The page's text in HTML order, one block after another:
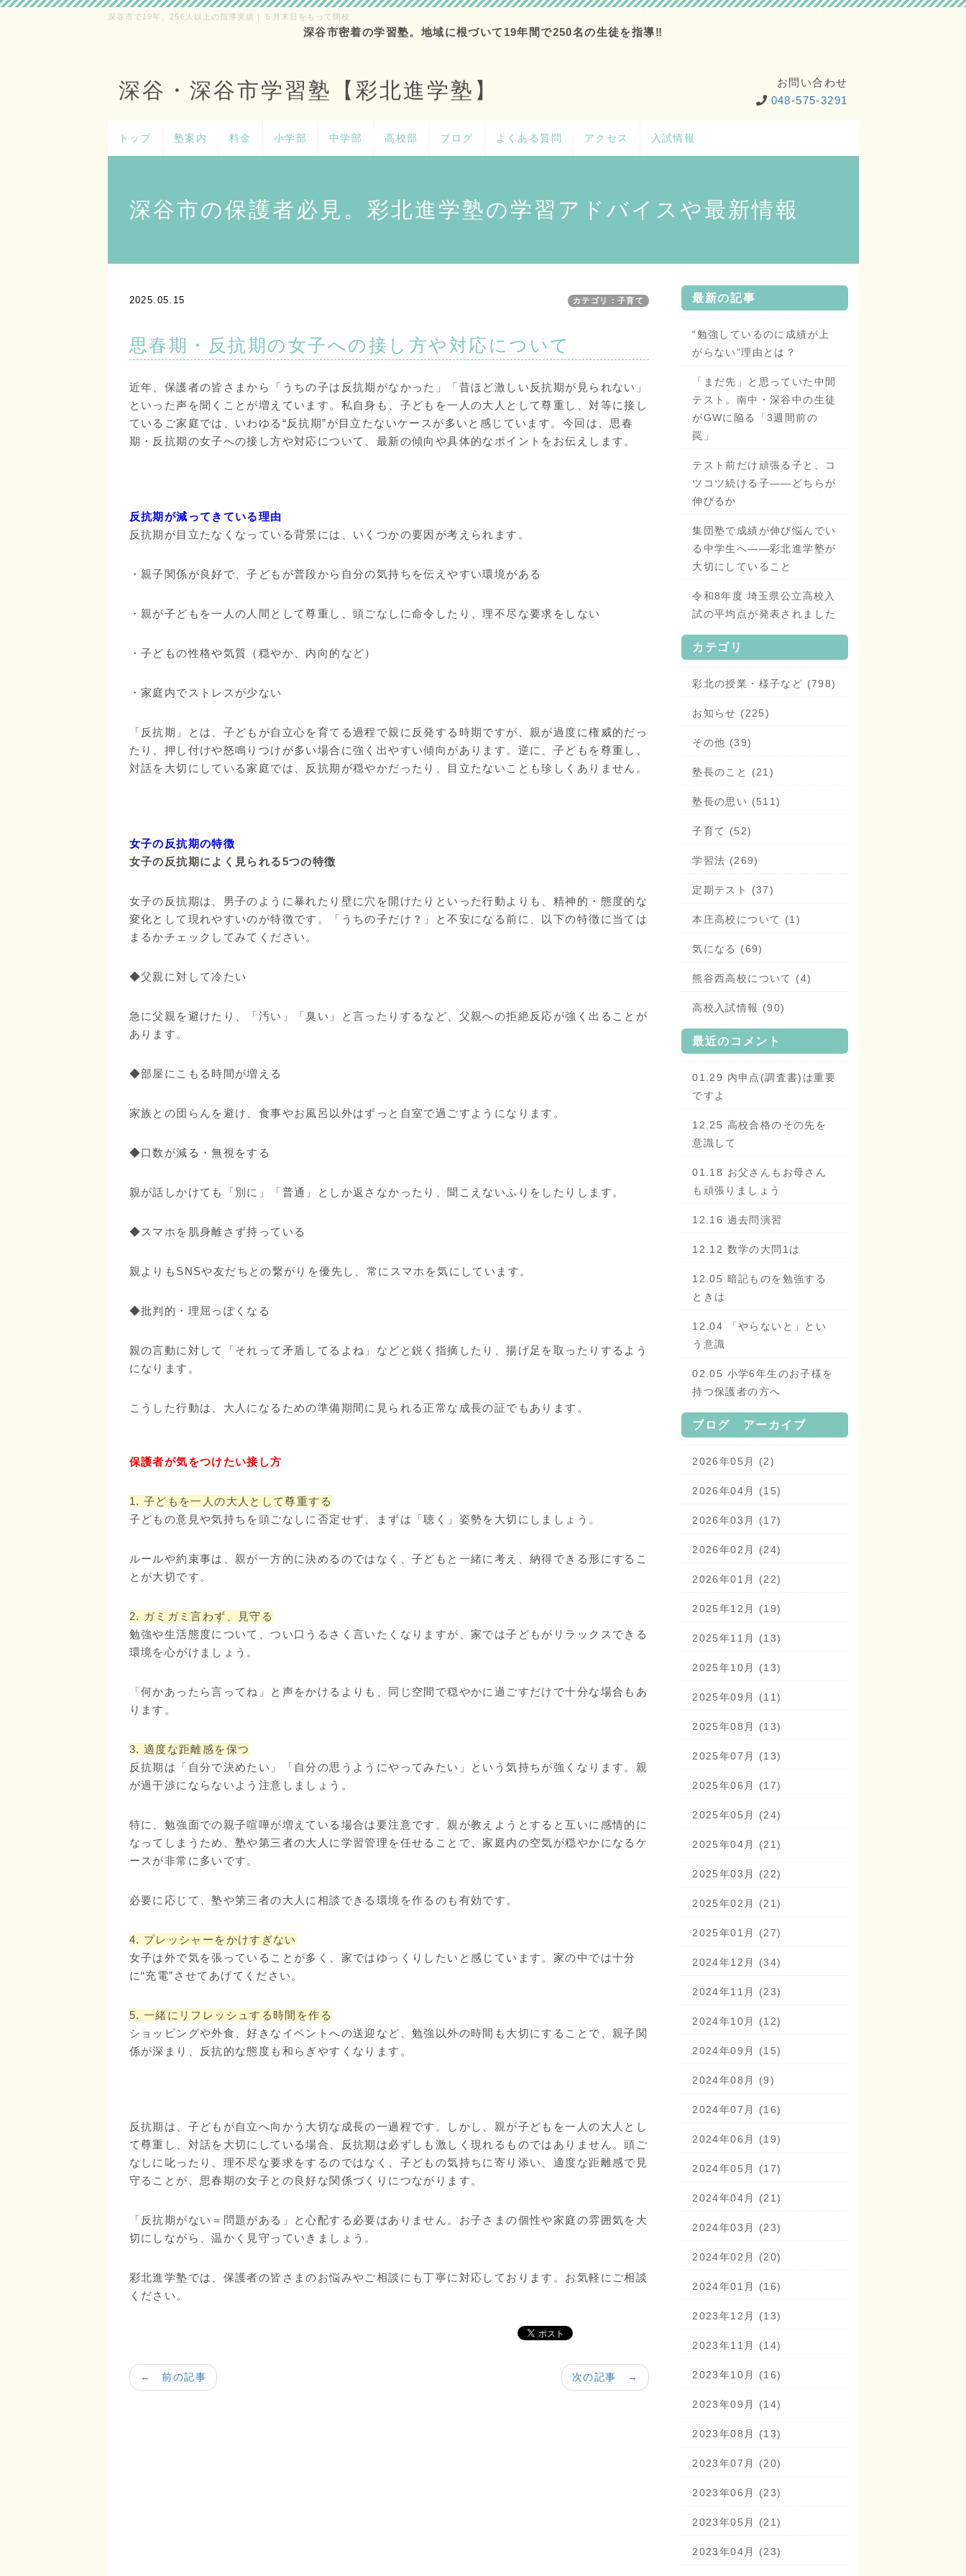
深谷市で19年、250人以上の指導実績｜５月末日をもって閉校
深谷市密着の学習塾。地域に根づいて19年間で250名の生徒を指導‼
深谷・深谷市学習塾【彩北進学塾】
お問い合わせ
048-575-3291
トップ 塾案内 料金 小学部 中学部 高校部 ブログ よくある質問 アクセス 入試情報
深谷市の保護者必見。彩北進学塾の学習アドバイスや最新情報
2025.05.15 カテゴリ：子育て
思春期・反抗期の女子への接し方や対応について
近年、保護者の皆さまから「うちの子は反抗期がなかった」「昔ほど激しい反抗期が見られない」
といった声を聞くことが増えています。私自身も、子どもを一人の大人として尊重し、対等に接し
ているご家庭では、いわゆる“反抗期”が目立たないケースが多いと感じています。今回は、思春
期・反抗期の女子への接し方や対応について、最新の傾向や具体的なポイントをお伝えします。
反抗期が減ってきている理由
反抗期が目立たなくなっている背景には、いくつかの要因が考えられます。
・親子関係が良好で、子どもが普段から自分の気持ちを伝えやすい環境がある
・親が子どもを一人の人間として尊重し、頭ごなしに命令したり、理不尽な要求をしない
・子どもの性格や気質（穏やか、内向的など）
・家庭内でストレスが少ない
「反抗期」とは、子どもが自立心を育てる過程で親に反発する時期ですが、親が過度に権威的だっ
たり、押し付けや怒鳴りつけが多い場合に強く出やすい傾向があります。逆に、子どもを尊重し、
対話を大切にしている家庭では、反抗期が穏やかだったり、目立たないことも珍しくありません。
女子の反抗期の特徴
女子の反抗期によく見られる5つの特徴
女子の反抗期は、男子のように暴れたり壁に穴を開けたりといった行動よりも、精神的・態度的な
変化として現れやすいのが特徴です。「うちの子だけ？」と不安になる前に、以下の特徴に当ては
まるかチェックしてみてください。
◆父親に対して冷たい
急に父親を避けたり、「汚い」「臭い」と言ったりするなど、父親への拒絶反応が強く出ることが
あります。
◆部屋にこもる時間が増える
家族との団らんを避け、食事やお風呂以外はずっと自室で過ごすようになります。
◆口数が減る・無視をする
親が話しかけても「別に」「普通」としか返さなかったり、聞こえないふりをしたりします。
◆スマホを肌身離さず持っている
親よりもSNSや友だちとの繋がりを優先し、常にスマホを気にしています。
◆批判的・理屈っぽくなる
親の言動に対して「それって矛盾してるよね」などと鋭く指摘したり、揚げ足を取ったりするよう
になります。
こうした行動は、大人になるための準備期間に見られる正常な成長の証でもあります。
保護者が気をつけたい接し方
1. 子どもを一人の大人として尊重する
子どもの意見や気持ちを頭ごなしに否定せず、まずは「聴く」姿勢を大切にしましょう。
ルールや約束事は、親が一方的に決めるのではなく、子どもと一緒に考え、納得できる形にするこ
とが大切です。
2. ガミガミ言わず、見守る
勉強や生活態度について、つい口うるさく言いたくなりますが、家では子どもがリラックスできる
環境を心がけましょう。
「何かあったら言ってね」と声をかけるよりも、同じ空間で穏やかに過ごすだけで十分な場合もあ
ります。
3. 適度な距離感を保つ
反抗期は「自分で決めたい」「自分の思うようにやってみたい」という気持ちが強くなります。親
が過干渉にならないよう注意しましょう。
特に、勉強面での親子喧嘩が増えている場合は要注意です。親が教えようとすると互いに感情的に
なってしまうため、塾や第三者の大人に学習管理を任せることで、家庭内の空気が穏やかになるケ
ースが非常に多いです。
必要に応じて、塾や第三者の大人に相談できる環境を作るのも有効です。
4. プレッシャーをかけすぎない
女子は外で気を張っていることが多く、家ではゆっくりしたいと感じています。家の中では十分
に“充電”させてあげてください。
5. 一緒にリフレッシュする時間を作る
ショッピングや外食、好きなイベントへの送迎など、勉強以外の時間も大切にすることで、親子関
係が深まり、反抗的な態度も和らぎやすくなります。
反抗期は、子どもが自立へ向かう大切な成長の一過程です。しかし、親が子どもを一人の大人とし
て尊重し、対話を大切にしている場合、反抗期は必ずしも激しく現れるものではありません。頭ご
なしに叱ったり、理不尽な要求をするのではなく、子どもの気持ちに寄り添い、適度な距離感で見
守ることが、思春期の女子との良好な関係づくりにつながります。
「反抗期がない＝問題がある」と心配する必要はありません。お子さまの個性や家庭の雰囲気を大
切にしながら、温かく見守っていきましょう。
彩北進学塾では、保護者の皆さまのお悩みやご相談にも丁寧に対応しております。お気軽にご相談
ください。
次の記事 →
← 前の記事
最新の記事
“勉強しているのに成績が上
がらない”理由とは？
「まだ先」と思っていた中間
テスト。南中・深谷中の生徒
がGWに陥る「3週間前の
罠」
テスト前だけ頑張る子と、コ
ツコツ続ける子——どちらが
伸びるか
集団塾で成績が伸び悩んでい
る中学生へ——彩北進学塾が
大切にしていること
令和8年度 埼玉県公立高校入
試の平均点が発表されました
カテゴリ
彩北の授業・様子など (798)
お知らせ (225)
その他 (39)
塾長のこと (21)
塾長の思い (511)
子育て (52)
学習法 (269)
定期テスト (37)
本庄高校について (1)
気になる (69)
熊谷西高校について (4)
高校入試情報 (90)
最近のコメント
01.29 内申点(調査書)は重要
ですよ
12.25 高校合格のその先を
意識して
01.18 お父さんもお母さん
も頑張りましょう
12.16 過去問演習
12.12 数学の大問1は
12.05 暗記ものを勉強する
ときは
12.04 「やらないと」とい
う意識
02.05 小学6年生のお子様を
持つ保護者の方へ
ブログ アーカイブ
2026年05月 (2)
2026年04月 (15)
2026年03月 (17)
2026年02月 (24)
2026年01月 (22)
2025年12月 (19)
2025年11月 (13)
2025年10月 (13)
2025年09月 (11)
2025年08月 (13)
2025年07月 (13)
2025年06月 (17)
2025年05月 (24)
2025年04月 (21)
2025年03月 (22)
2025年02月 (21)
2025年01月 (27)
2024年12月 (34)
2024年11月 (23)
2024年10月 (12)
2024年09月 (15)
2024年08月 (9)
2024年07月 (16)
2024年06月 (19)
2024年05月 (17)
2024年04月 (21)
2024年03月 (23)
2024年02月 (20)
2024年01月 (16)
2023年12月 (13)
2023年11月 (14)
2023年10月 (16)
2023年09月 (14)
2023年08月 (13)
2023年07月 (20)
2023年06月 (23)
2023年05月 (21)
2023年04月 (23)